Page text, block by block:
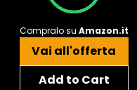
Compralo su Amazon.it
Vai all'offerta
Add to Cart